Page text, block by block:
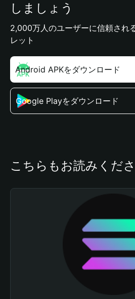
しましょう
2,000万人のユーザーに信頼され
レット
Android APKをダウンロード
Google Playをダウンロード
こちらもお読みくださ